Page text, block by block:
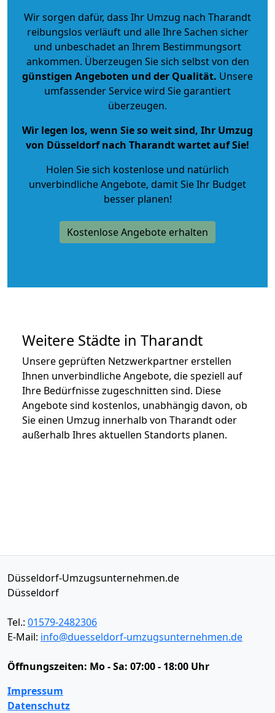
Wir sorgen dafür, dass Ihr Umzug nach Tharandt
reibungslos verläuft und alle Ihre Sachen sicher
und unbeschadet an Ihrem Bestimmungsort
ankommen. Überzeugen Sie sich selbst von den
günstigen Angeboten und der Qualität. Unsere
umfassender Service wird Sie garantiert
überzeugen.
Wir legen los, wenn Sie so weit sind, Ihr Umzug
von Düsseldorf nach Tharandt wartet auf Sie!
Holen Sie sich kostenlose und natürlich
unverbindliche Angebote, damit Sie Ihr Budget
besser planen!
Kostenlose Angebote erhalten
Weitere Städte in Tharandt
Unsere geprüften Netzwerkpartner erstellen
Ihnen unverbindliche Angebote, die speziell auf
Ihre Bedürfnisse zugeschnitten sind. Diese
Angebote sind kostenlos, unabhängig davon, ob
Sie einen Umzug innerhalb von Tharandt oder
außerhalb Ihres aktuellen Standorts planen.
Düsseldorf-Umzugsunternehmen.de
Düsseldorf
Tel.: 01579-2482306
E-Mail: info@duesseldorf-umzugsunternehmen.de
Öffnungszeiten: Mo - Sa: 07:00 - 18:00 Uhr
Impressum
Datenschutz